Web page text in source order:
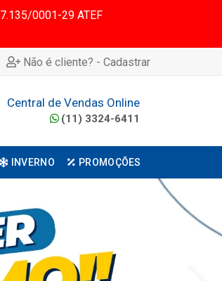
0001-29 ATEF
Não é cliente? - Cadastrar
Central de Vendas Online
(11) 3324-6411
INVERNO PROMOÇÕES